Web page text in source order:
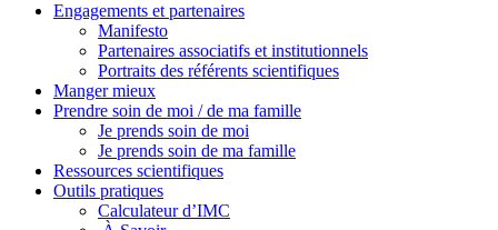
Engagements et partenaires
Manifesto
Partenaires associatifs et institutionnels
Portraits des référents scientifiques
Manger mieux
Prendre soin de moi / de ma famille
Je prends soin de moi
Je prends soin de ma famille
Ressources scientifiques
Outils pratiques
Calculateur d’IMC